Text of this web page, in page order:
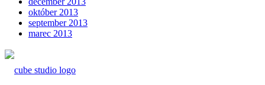
október 2013
september 2013
marec 2013